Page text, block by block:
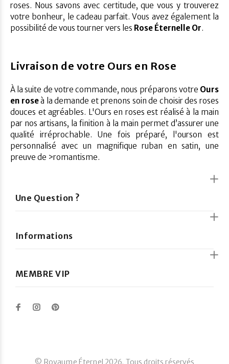
roses. Nous savons avec certitude, que vous y trouverez
votre bonheur, le cadeau parfait. Vous avez également la
possibilité de vous tourner vers les Rose Éternelle Or.
Livraison de votre Ours en Rose
À la suite de votre commande, nous préparons votre Ours
en roseà la demande et prenons soin de choisir des roses
douces et agréables. L'Ours en roses est réalisé à la main
par nos artisans, la finition à la main permet d’assurer une
qualité irréprochable. Une fois préparé, l'ourson est
personnalisé avec un magnifique ruban en satin, une
preuve de >romantisme.
Une Question ?
Informations
MEMBRE VIP
© Royaume Éternel 2026. Tous droits réservés